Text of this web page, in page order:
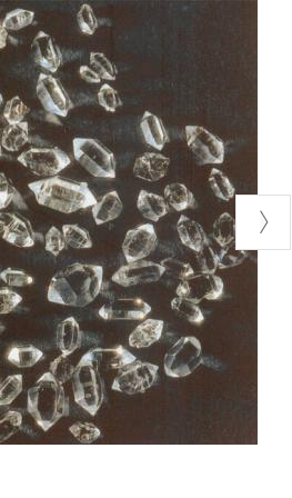
condizioni chimico-fisiche
si sono realizzate durante la
è ben formato e di grandi
sono mantenute stabili e
da centinaia a migliaia di anni).
uni negli altri a formare delle
le cui modalità di crescita
chimico-fisiche di
l’ipotesi di un’origine
collettivo permanga la leggenda
nasce dall’errata
sul territorio di Selvino. Si